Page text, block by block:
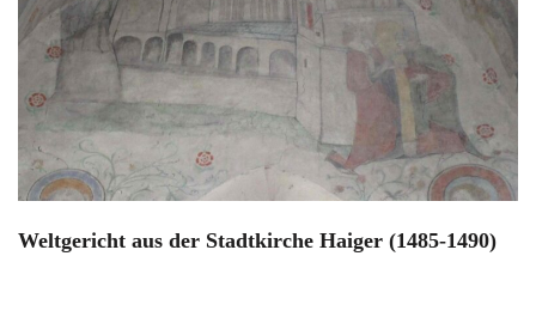
Weltgericht aus der Stadtkirche Haiger (1485-1490)